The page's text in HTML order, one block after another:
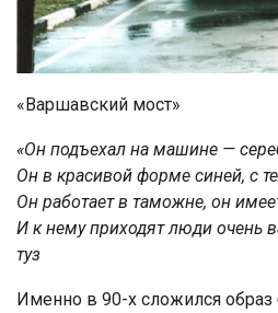
«Варшавский мост»
«Он подъехал на машине —
Он в красивой форме синей, с
Он работает в таможне, он
И к нему приходят люди очень
туз
Именно в 90-х сложился